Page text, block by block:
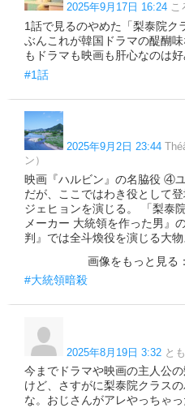
2025年9月17日 16:24 こ
1話で見るのやめた「梨泰院ク
ぶんこれが韓国ドラマの醍醐
もドラマも映画も肝心なのは好
#1話
2025年9月2日 23:44
ン）
映画『ハルビン』の名脇役 ④
だが、ここではわき役として
ジェヒョンを演じる。 「梨泰
メーカー 大統領を作った男』
判』では全斗煥役を演じる大
画像をもっと見る
#大統領暗殺
2025年8月19日 3:32 と
今までドラマや映画の主人公
けど、さすがに梨泰院クラス
な。おじさんがアレやっちゃ